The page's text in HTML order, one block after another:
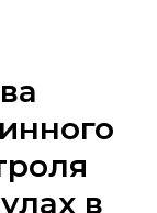
в